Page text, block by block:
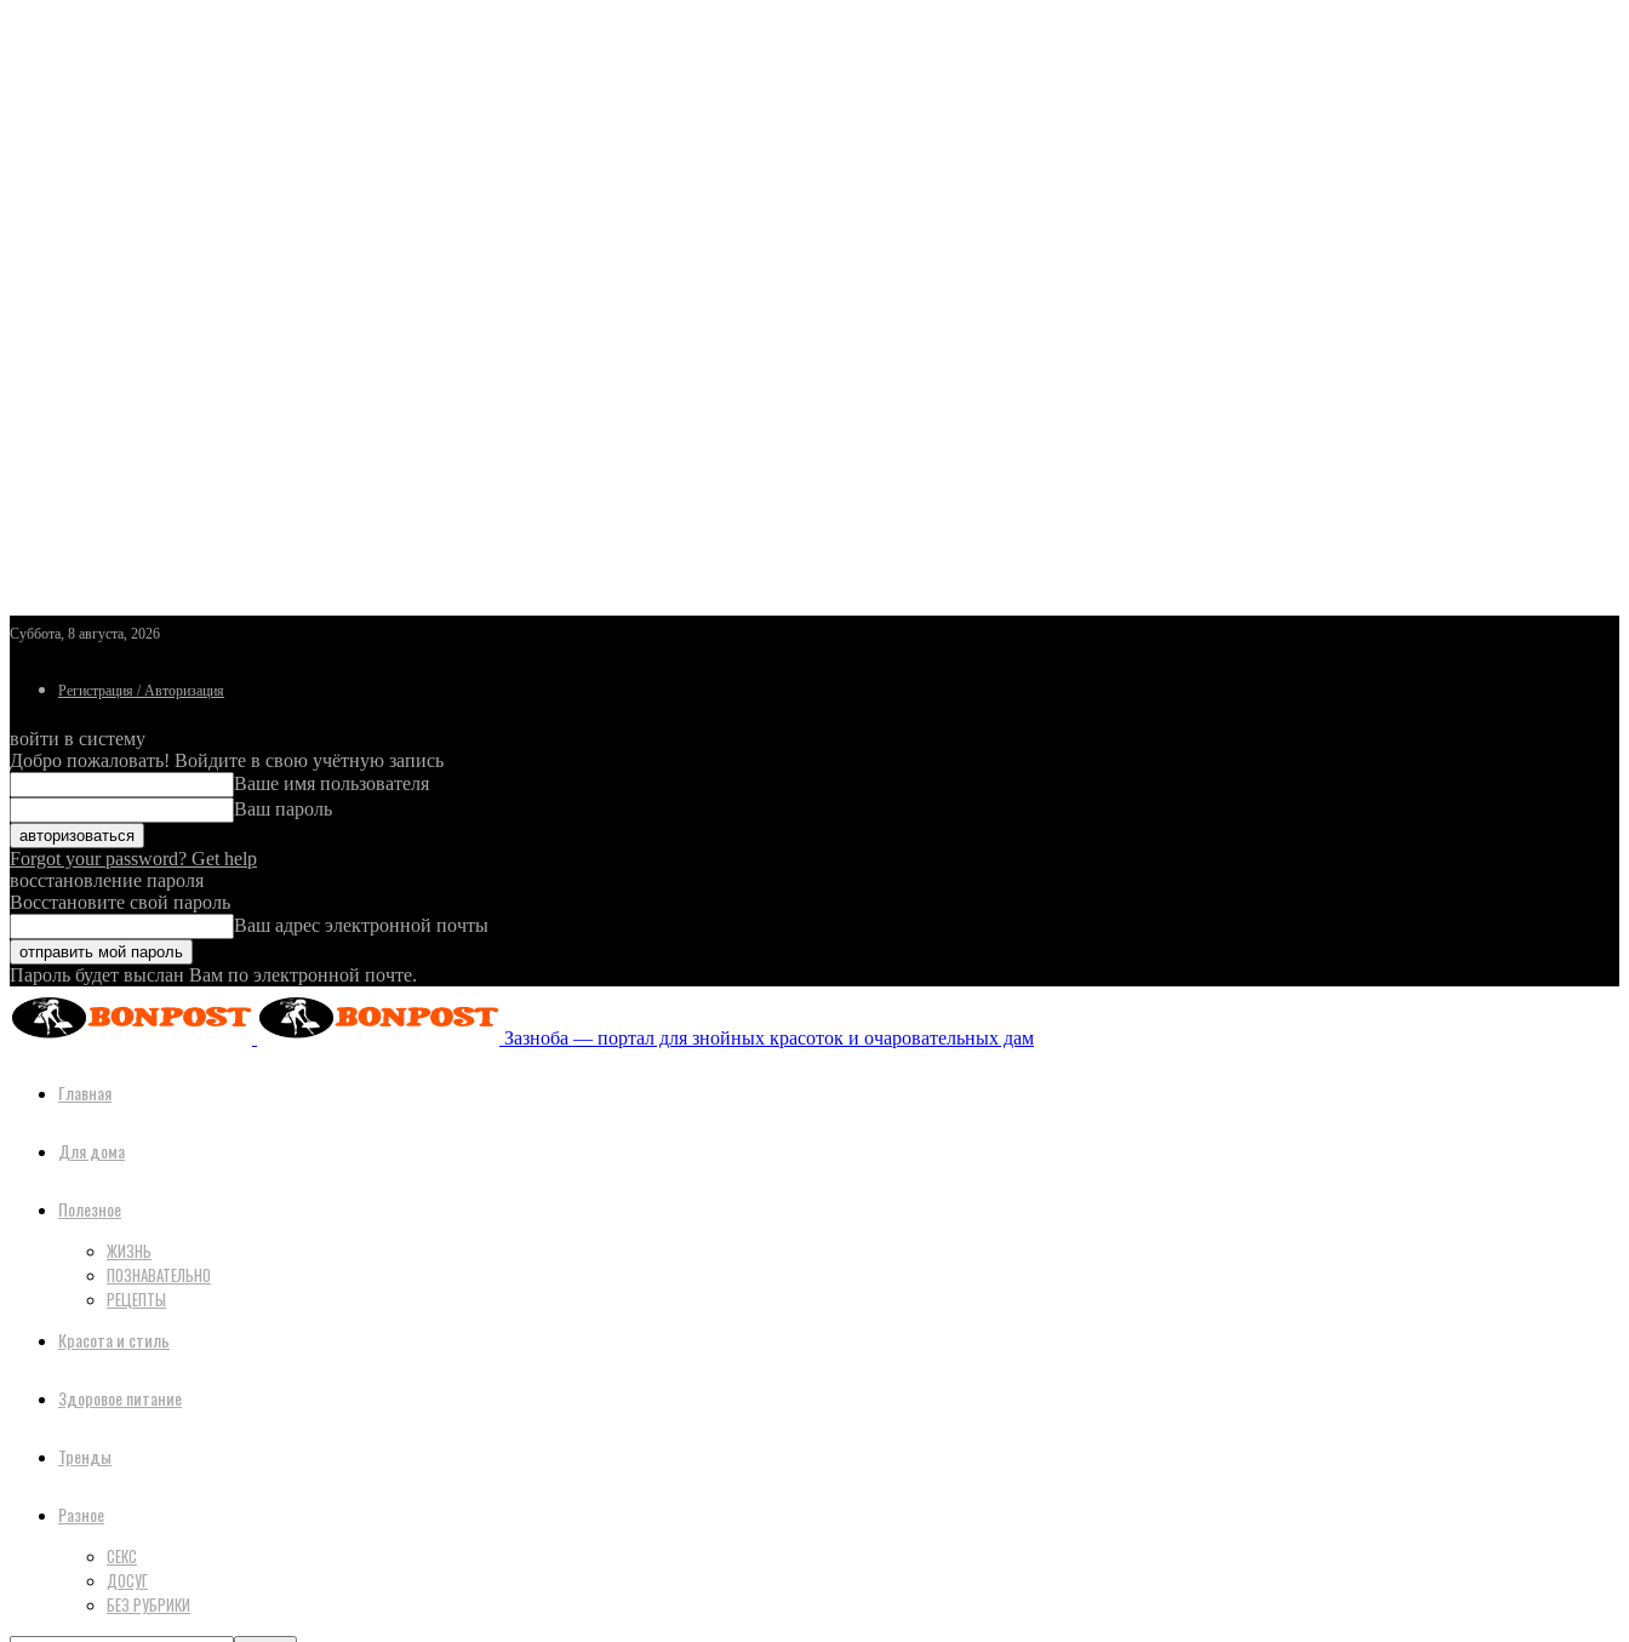
Суббота, 8 августа, 2026
Регистрация / Авторизация
войти в систему
Добро пожаловать! Войдите в свою учётную запись
Ваше имя пользователя
Ваш пароль
Forgot your password? Get help
восстановление пароля
Восстановите свой пароль
Ваш адрес электронной почты
Пароль будет выслан Вам по электронной почте.
Зазноба — портал для знойных красоток и очаровательных дам
Главная
Для дома
Полезное
ЖИЗНЬ
ПОЗНАВАТЕЛЬНО
РЕЦЕПТЫ
Красота и стиль
Здоровое питание
Тренды
Разное
СЕКС
ДОСУГ
БЕЗ РУБРИКИ